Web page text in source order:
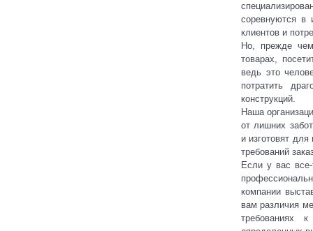
соревнуются в
клиентов и
Но, прежде
товарах,
ведь это
потратить
конструкций.
Наша
от лишних
и изготовят
требований
Если у вас
компании
вам различия
требованиях